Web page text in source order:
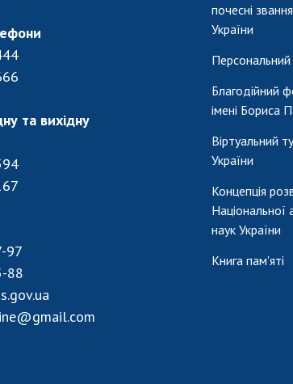
та вихідну
97
88
почесні
України
Благодійний
імені Бориса
Віртуальний
України
Концепція
Національної
наук України
Книга пам'яті